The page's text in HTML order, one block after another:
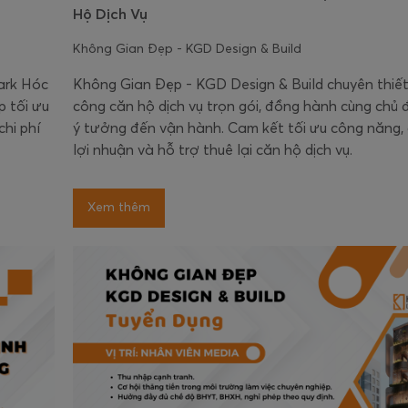
Hóc
tối ưu
phí
Hộ Dịch Vụ
Không Gian Đẹp - KGD Design & Build
Không Gian Đẹp - KGD Design & Build chuyên
công căn hộ dịch vụ trọn gói, đồng hành cùng
ý tưởng đến vận hành. Cam kết tối ưu công
lợi nhuận và hỗ trợ thuê lại căn hộ dịch vụ.
Xem thêm